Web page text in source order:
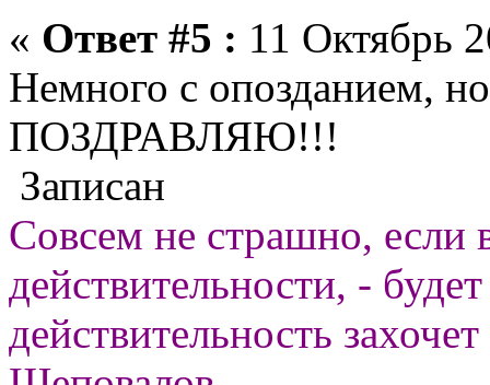
« Ответ #5 : 11 Октябрь
Немного с опозданием,
ПОЗДРАВЛЯЮ!!!
Записан
Совсем не страшно, если
действительности, -
действительность